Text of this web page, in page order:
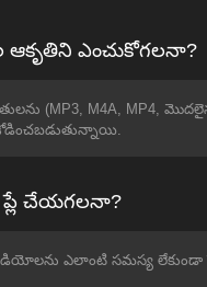
ఎంచుకోగలనా?
(MP3, M4A, MP4,
చేయగలనా?
ఎలాంటి సమస్య లేకుండా